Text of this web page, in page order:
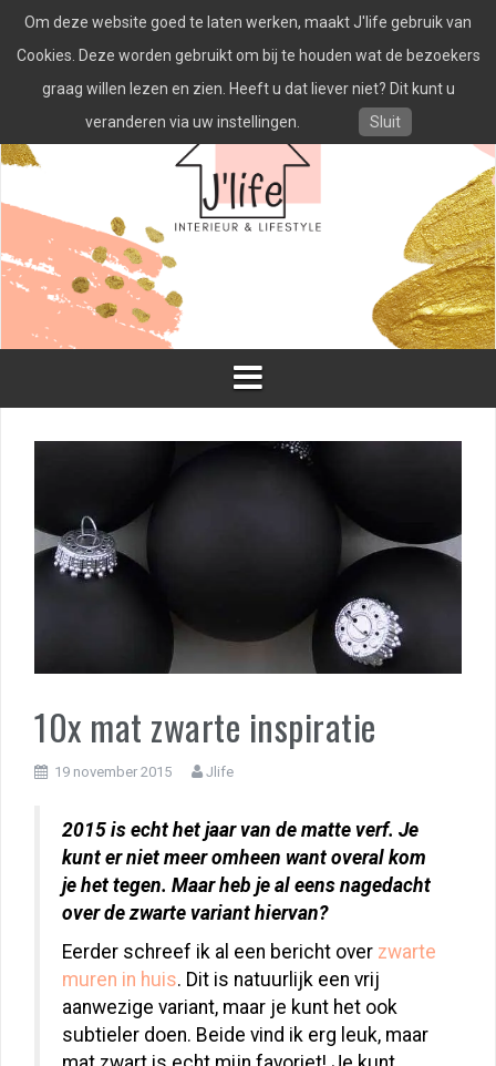
naar
inhoud
10x mat zwarte inspiratie
19 november 2015 Jlife
2015 is echt het jaar van de matte verf. Je
kunt er niet meer omheen want overal kom
je het tegen. Maar heb je al eens nagedacht
over de zwarte variant hiervan?
Eerder schreef ik al een bericht over zwarte
muren in huis. Dit is natuurlijk een vrij
aanwezige variant, maar je kunt het ook
subtieler doen. Beide vind ik erg leuk, maar
Om deze website goed te laten werken, maakt J'life gebruik van
Cookies. Deze worden gebruikt om bij te houden wat de bezoekers
graag willen lezen en zien. Heeft u dat liever niet? Dit kunt u
veranderen via uw instellingen.
Sluit